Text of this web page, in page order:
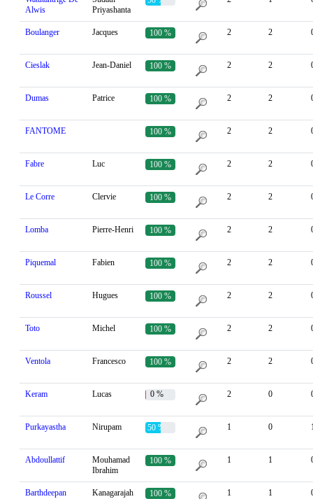
Alwis
Priyashanta
Boulanger Jacques 100 % 2 2
Cieslak Jean-Daniel 100 % 2 2
Dumas Patrice 100 % 2 2
FANTOME 100 % 2 2
Fabre Luc 100 % 2 2
Le Corre Clervie 100 % 2 2
Lomba Pierre-Henri 100 % 2 2
Piquemal Fabien 100 % 2 2
Roussel Hugues 100 % 2 2
Toto Michel 100 % 2 2
Ventola Francesco 100 % 2 2
Keram Lucas 0 % 2 0
Purkayastha Nirupam 50 % 1 0
Abdoullattif
Mouhamad
Ibrahim
100 % 1 1
Barthdeepan Kanagarajah 100 % 1 1